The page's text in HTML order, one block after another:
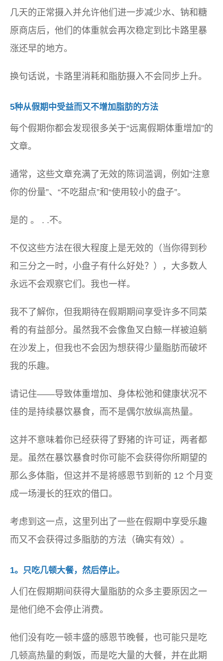
几天的正常摄入并允许他们进一步减少水、钠和糖
原商店后，他们的体重就会再次稳定到比卡路里暴
涨还早的地方。
换句话说，卡路里消耗和脂肪摄入不会同步上升。
5种从假期中受益而又不增加脂肪的方法
每个假期你都会发现很多关于“远离假期体重增加”的
文章。
通常，这些文章充满了无效的陈词滥调，例如“注意
你的份量”、“不吃甜点”和“使用较小的盘子”。
是的 。 . .不。
不仅这些方法在很大程度上是无效的（当你得到秒
和三分之一时，小盘子有什么好处？），大多数人
永远不会观察它们。我也一样。
我不了解你，但我期待在假期期间享受许多不同菜
肴的有益部分。虽然我不会像鱼叉白鲸一样被迫躺
在沙发上，但我也不会因为想获得少量脂肪而破坏
我的乐趣。
请记住——导致体重增加、身体松弛和健康状况不
佳的是持续暴饮暴食，而不是偶尔放纵高热量。
这并不意味着你已经获得了野猪的许可证，两者都
是。虽然在暴饮暴食时你可能不会获得你所期望的
那么多体脂，但这并不是将感恩节到新的 12 个月变
成一场漫长的狂欢的借口。
考虑到这一点，这里列出了一些在假期中享受乐趣
而又不会获得过多脂肪的方法（确实有效）。
1。只吃几顿大餐，然后停止。
人们在假期期间获得大量脂肪的众多主要原因之一
是他们绝不会停止消费。
他们没有吃一顿丰盛的感恩节晚餐，也可能只是吃
几顿高热量的剩饭，而是吃大量的大餐，并在此期